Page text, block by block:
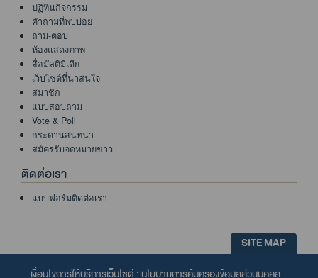
ปฏิทินกิจกรรม
คำถามที่พบบ่อย
ถาม-ตอบ
ห้องแสดงภาพ
สื่อมัลติมีเดีย
เว็บไซต์ที่น่าสนใจ
สมาชิก
แบบสอบถาม
Vote & Poll
กระดานสนทนา
สมัครรับจดหมายข่าว
ติดต่อเรา
แบบฟอร์มติดต่อเรา
SITE MAP
เงื่อนไขการให้บริการเว็บไซต์ : นโยบายการคุ้มครองข้อมูลส่วนบุคคล |